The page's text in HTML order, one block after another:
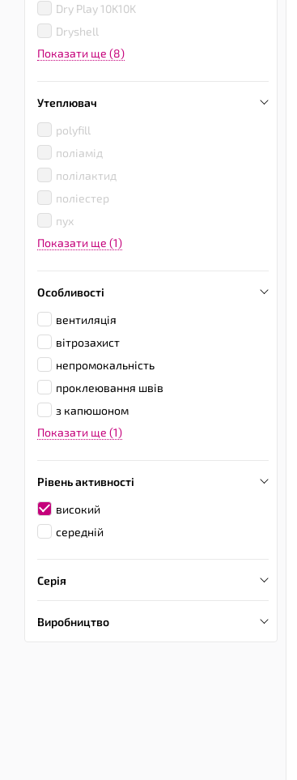
Dry Play 10K10K
Dryshell
Показати ще (8)
Утеплювач
polyfill
поліамід
полілактид
поліестер
пух
Показати ще (1)
Особливості
вентиляція
вітрозахист
непромокальність
проклеювання швів
з капюшоном
Показати ще (1)
Рівень активності
високий
середній
Серія
Виробництво